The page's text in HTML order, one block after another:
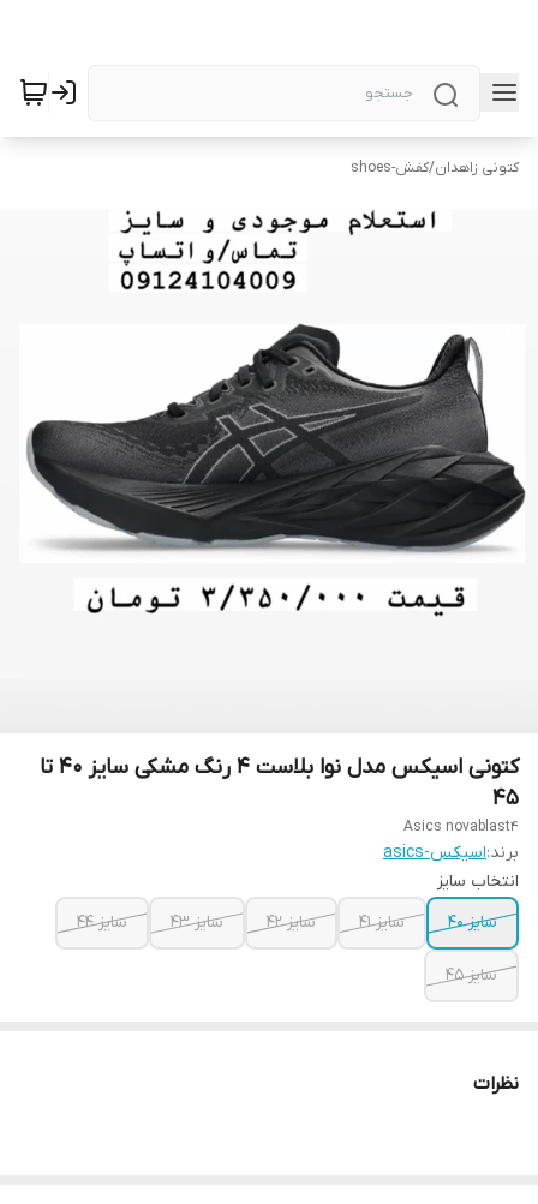
کتونی زاهدان/کفش-shoes
کتونی اسیکس مدل نوا بلاست ۴ رنگ مشکی سایز ۴۰ تا
۴۵
Asics novablast4
برند:اسیکس-asics
انتخاب سایز
سایز ۴۰
سایز ۴۱ سایز ۴۲ سایز ۴۳ سایز ۴۴
سایز ۴۵
نظرات